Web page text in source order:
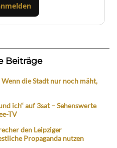
Beiträge
die Stadt nur noch mäht,
ich“ auf 3sat – Sehenswerte
TV
den Leipziger
Propaganda nutzen